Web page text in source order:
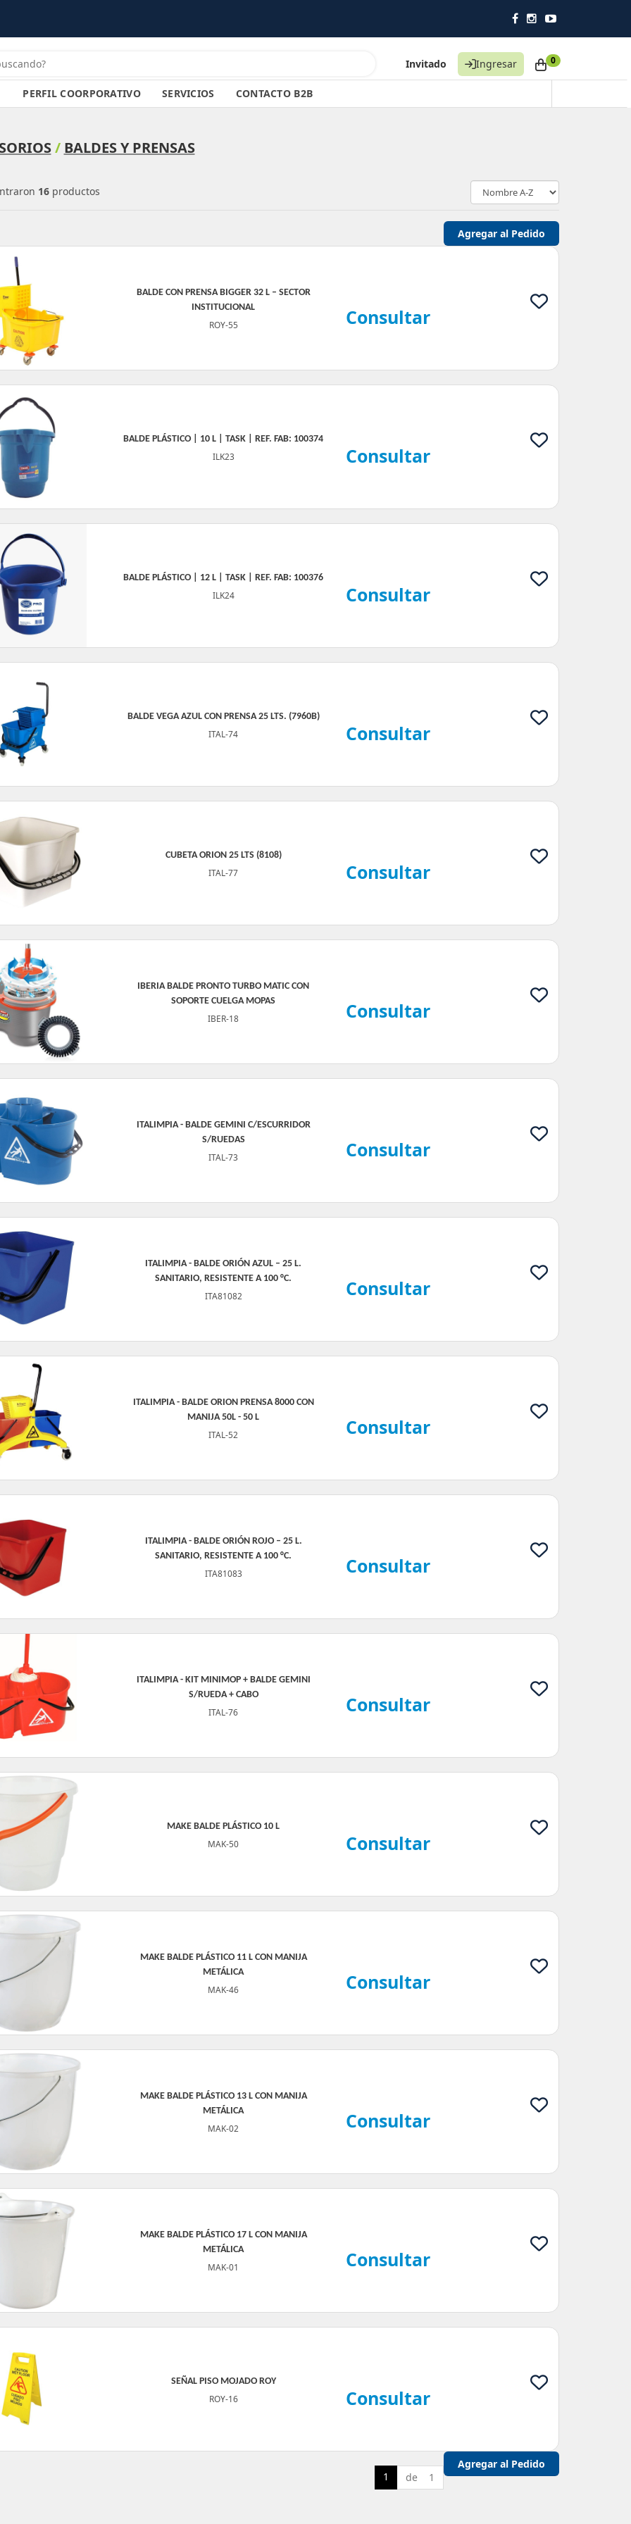
Invitado Ingresar 0
PERFIL COORPORATIVO SERVICIOS CONTACTO B2B
/ BALDES Y PRENSAS
16 productos
BALDE CON PRENSA BIGGER 32 L – SECTOR
INSTITUCIONAL
ROY-55 Consultar
BALDE PLÁSTICO | 10 L | TASK | REF. FAB: 100374
ILK23 Consultar
BALDE PLÁSTICO | 12 L | TASK | REF. FAB: 100376
ILK24 Consultar
BALDE VEGA AZUL CON PRENSA 25 LTS. (7960B)
ITAL-74 Consultar
CUBETA ORION 25 LTS (8108)
ITAL-77 Consultar
IBERIA BALDE PRONTO TURBO MATIC CON
SOPORTE CUELGA MOPAS
IBER-18 Consultar
ITALIMPIA - BALDE GEMINI C/ESCURRIDOR
S/RUEDAS
ITAL-73 Consultar
ITALIMPIA - BALDE ORIÓN AZUL – 25 L.
SANITARIO, RESISTENTE A 100 °C.
ITA81082 Consultar
ITALIMPIA - BALDE ORION PRENSA 8000 CON
MANIJA 50L - 50 L
ITAL-52 Consultar
ITALIMPIA - BALDE ORIÓN ROJO – 25 L.
SANITARIO, RESISTENTE A 100 °C.
ITA81083 Consultar
ITALIMPIA - KIT MINIMOP + BALDE GEMINI
S/RUEDA + CABO
ITAL-76 Consultar
MAKE BALDE PLÁSTICO 10 L
MAK-50 Consultar
MAKE BALDE PLÁSTICO 11 L CON MANIJA
METÁLICA
MAK-46 Consultar
MAKE BALDE PLÁSTICO 13 L CON MANIJA
METÁLICA
MAK-02 Consultar
MAKE BALDE PLÁSTICO 17 L CON MANIJA
METÁLICA
MAK-01 Consultar
SEÑAL PISO MOJADO ROY
ROY-16 Consultar
1 de 1